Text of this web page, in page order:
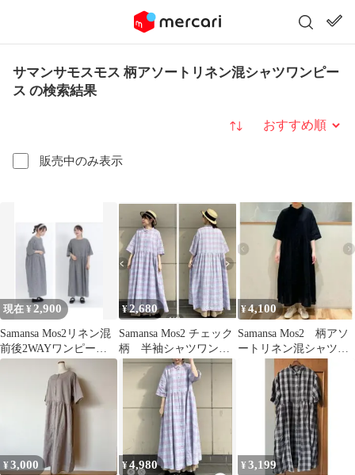
サマンサモスモス 柄アソートリネン混シャツワンピー
ス の検索結果
販売中のみ表示
並び替え
現在 ¥2,900
Samansa Mos2リネン混
前後2WAYワンピース
ギンガムチェックブラ
¥2,680
Samansa Mos2 チェック
柄 半袖シャツワンピ
ース
¥4,100
Samansa Mos2 柄アソ
ートリネン混シャツワ
ンピース ロングワン
¥3,000 ¥4,980 ¥ 3,199